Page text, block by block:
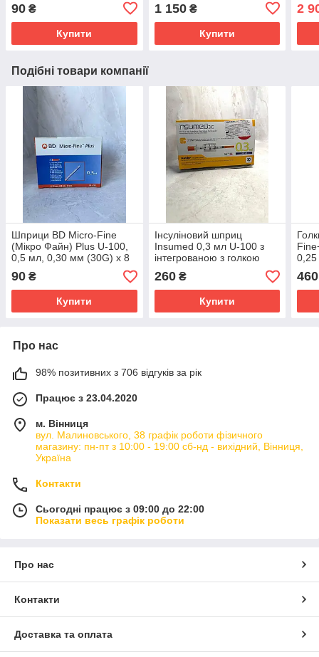
90 ₴
Купити
1 150₴
Купити
2
Подібні товари компанії
Шприци BD Micro-Fine
(Мікро Файн) Plus U-100,
0,5 мл, 0,30 мм (30G) х 8
90 ₴
Купити
Інсуліновий шприц
Insumed 0,3 мл U-100 з
інтегрованою з голкою
260₴
Купити
460
Про нас
98% позитивних з 706 відгуків за рік
Працює з 23.04.2020
м. Вінниця
вул. Малиновського, 38 графік роботи фізичного
магазину: пн-пт з 10:00 - 19:00 сб-нд - вихідний, Вінниця,
Україна
Контакти
Сьогодні працює з 09:00 до 22:00
Показати весь графік роботи
Про нас
Контакти
Доставка та оплата